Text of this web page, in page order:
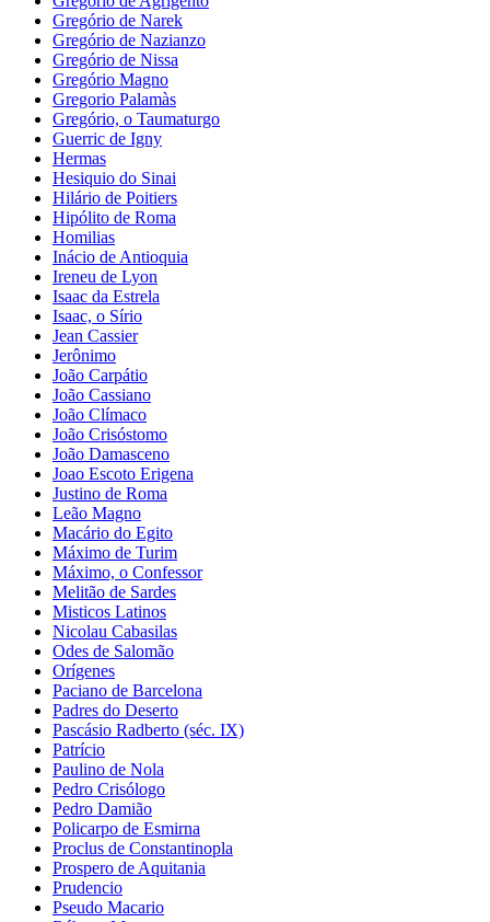
Gregório de Narek
Gregório de Nazianzo
Gregório de Nissa
Gregório Magno
Gregorio Palamàs
Gregório, o Taumaturgo
Guerric de Igny
Hermas
Hesiquio do Sinai
Hilário de Poitiers
Hipólito de Roma
Homilias
Inácio de Antioquia
Ireneu de Lyon
Isaac da Estrela
Isaac, o Sírio
Jean Cassier
Jerônimo
João Carpátio
João Cassiano
João Clímaco
João Crisóstomo
João Damasceno
Joao Escoto Erigena
Justino de Roma
Leão Magno
Macário do Egito
Máximo de Turim
Máximo, o Confessor
Melitão de Sardes
Misticos Latinos
Nicolau Cabasilas
Odes de Salomão
Orígenes
Paciano de Barcelona
Padres do Deserto
Pascásio Radberto (séc. IX)
Patrício
Paulino de Nola
Pedro Crisólogo
Pedro Damião
Policarpo de Esmirna
Proclus de Constantinopla
Prospero de Aquitania
Prudencio
Pseudo Macario